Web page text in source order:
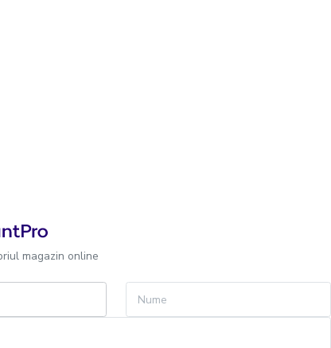
magazin online
Nume